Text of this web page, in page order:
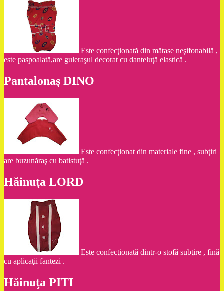
Este confecţionată din mătase neşifonabilă ,
este paspoalată,are guleraşul decorat cu danteluţă elastică .
Pantalonaş DINO
Este confecţionat din materiale fine , subţiri
are buzunăraş cu batistuţă .
Hăinuţa LORD
Este confecţionată dintr-o stofă subţire , fină
cu aplicaţii fantezi .
Hăinuţa PITI